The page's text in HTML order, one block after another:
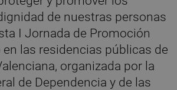
de nuestras personas
I Jornada de Promoción
en las residencias públicas de
organizada por la
de Dependencia y de las